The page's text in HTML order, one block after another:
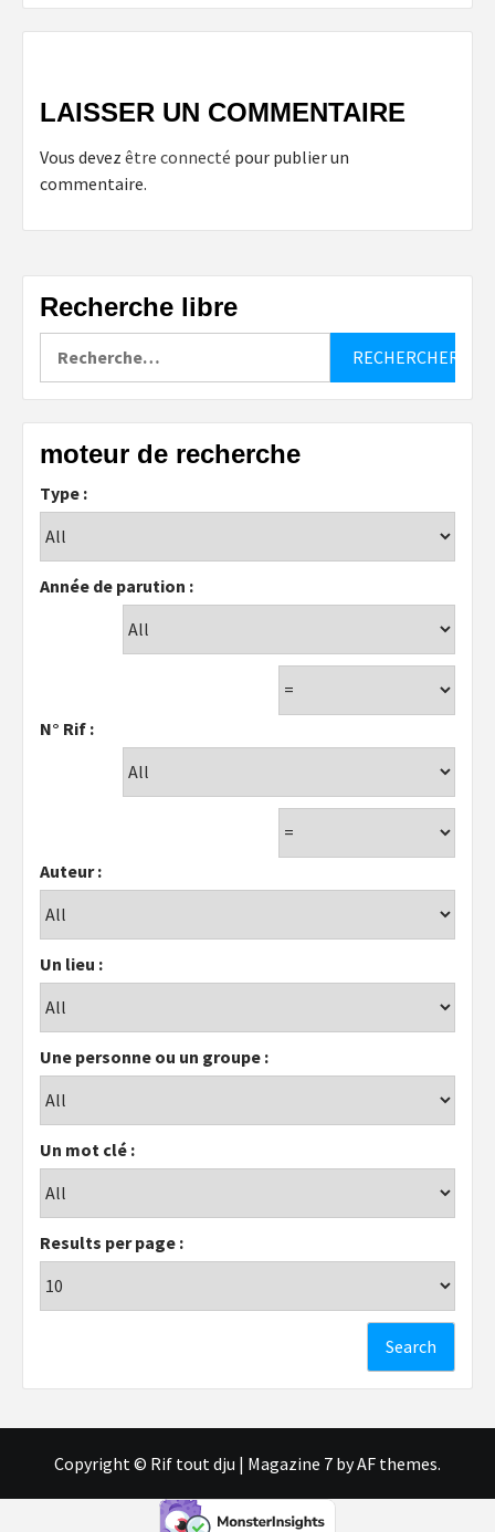
LAISSER UN COMMENTAIRE
Vous devez être connecté pour publier un
commentaire.
Recherche libre
moteur de recherche
Type :
Année de parution :
N° Rif :
Auteur :
Un lieu :
Une personne ou un groupe :
Un mot clé :
Results per page :
Copyright © Rif tout dju | Magazine 7 by AF themes.